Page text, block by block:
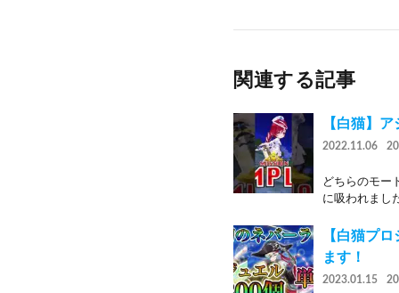
関連する記事
【白猫】
2022.11.06
どちらのモー
に吸われまし
【白猫プ
ます！
2023.01.15